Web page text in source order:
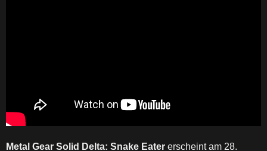
Metal Gear Solid Delta: Snake Eater erscheint am 28.